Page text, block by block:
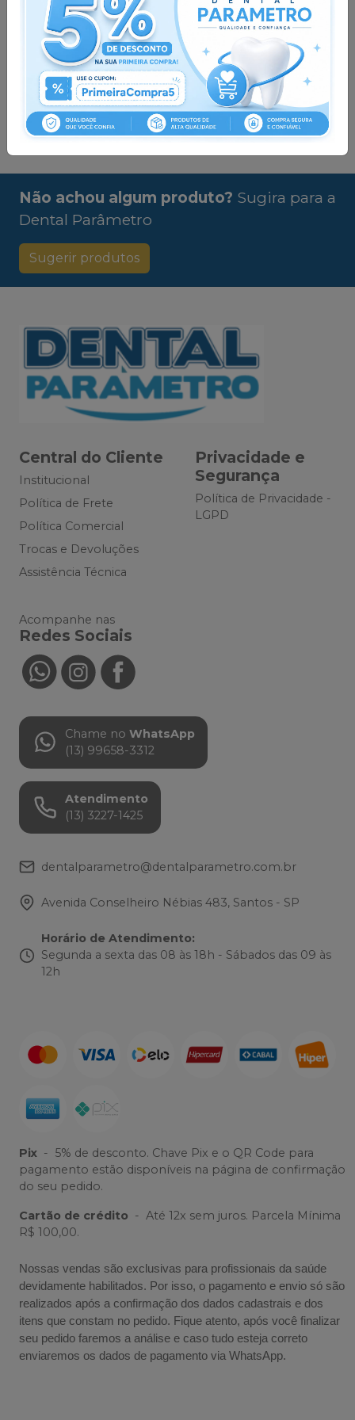
:
Ver opções
Pedir via
Whatsapp
Qtd:
Ver opções
Pedir via
Whatsapp
Não achou algum produto? Sugira para a
Dental Parâmetro
Sugerir produtos
Central do Cliente
Institucional
Política de Frete
Política Comercial
Trocas e Devoluções
Assistência Técnica
Privacidade e
Segurança
Política de Privacidade -
LGPD
Acompanhe nas
Redes Sociais
Chame no WhatsApp
(13) 99658-3312
Atendimento
(13) 3227-1425
dentalparametro@dentalparametro.com.br
Avenida Conselheiro Nébias 483, Santos - SP
Horário de Atendimento:
Segunda a sexta das 08 às 18h - Sábados das 09 às
12h
Pix - 5% de desconto. Chave Pix e o QR Code para
pagamento estão disponíveis na página de confirmação
do seu pedido.
Cartão de crédito - Até 12x sem juros. Parcela Mínima
R$ 100,00.
Nossas vendas são exclusivas para profissionais da saúde
devidamente habilitados. Por isso, o pagamento e envio só são
realizados após a confirmação dos dados cadastrais e dos
itens que constam no pedido. Fique atento, após você finalizar
seu pedido faremos a análise e caso tudo esteja correto
enviaremos os dados de pagamento via WhatsApp.